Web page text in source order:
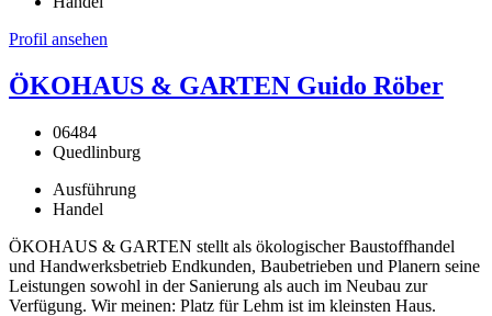
Profil ansehen
ÖKOHAUS & GARTEN Guido Röber
06484
Quedlinburg
Ausführung
Handel
ÖKOHAUS & GARTEN stellt als ökologischer Baustoffhandel
und Handwerksbetrieb Endkunden, Baubetrieben und Planern seine
Leistungen sowohl in der Sanierung als auch im Neubau zur
Verfügung. Wir meinen: Platz für Lehm ist im kleinsten Haus.